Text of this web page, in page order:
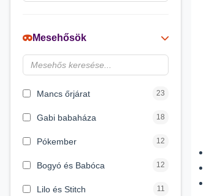
Noris
Disney hercegnők 6
Mesehősök
Mancs őrjárat 23
Gabi babaháza 18
Pókember 12
Bogyó és Babóca 12
Lilo és Stitch 11